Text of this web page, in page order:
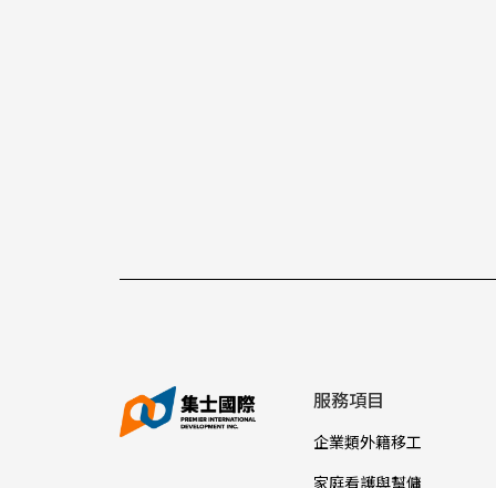
服務項目
企業類外籍移工
家庭看護與幫傭